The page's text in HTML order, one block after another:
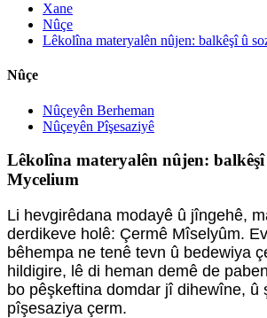
Xane
Nûçe
Lêkolîna materyalên nûjen: balkêşî û
Nûçe
Nûçeyên Berheman
Nûçeyên Pîşesaziyê
Lêkolîna materyalên nûjen: balkêşî
Mycelium
Li hevgirêdana modayê û jîngehê,
derdikeve holê: Çermê Mîselyûm.
bêhempa ne tenê tevn û bedewiya
hildigire, lê di heman demê de
bo pêşkeftina domdar jî dihewîne, û
pîşesaziya çerm.